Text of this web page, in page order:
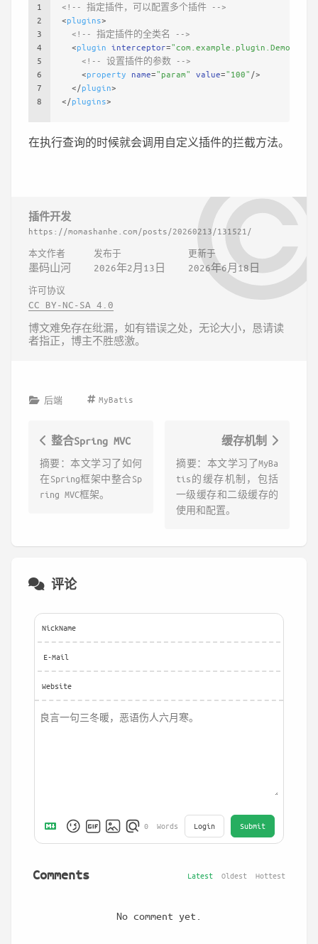
1
2
3
4
5
6
7
8
<!-- 指定插件，可以配置多个插件 -->
<plugins>
<!-- 指定插件的全类名 -->
<plugin interceptor=
<!-- 设置插件的参数 -->
<property name="param" value="100" />
</plugin>
</plugins>
在执行查询的时候就会调用自定义插件的拦截方法。
插件开发
https://momashanhe.com/posts/20260213/131521/
本文作者
墨码山河
发布于
2026年2月13日
更新于
2026年6月18日
许可协议
CC BY-NC-SA 4.0
博文难免存在纰漏，如有错误之处，无论大小，恳请读
者指正，博主不胜感激。
后端 MyBatis
整合Spring MVC
摘要：本文学习了如何
在Spring框架中整合Sp
ring MVC框架。
缓存机制
摘要：本文学习了MyBa
tis的缓存机制，包括
一级缓存和二级缓存的
使用和配置。
评论
NickName
E-Mail
Website
0 Words Login Submit
Comments Latest Oldest Hottest
No comment yet.